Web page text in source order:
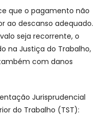
que o pagamento não
ao descanso adequado.
seja recorrente, o
na Justiça do Trabalho,
com danos
Jurisprudencial
do Trabalho (TST):